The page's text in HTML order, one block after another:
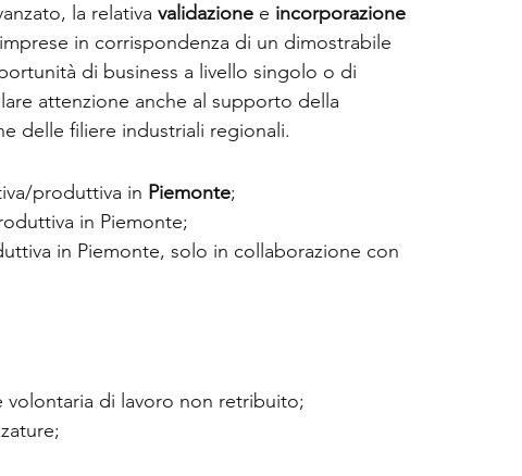
la relativa validazione e incorporazione
in corrispondenza di un dimostrabile
di business a livello singolo o di
attenzione anche al supporto della
delle filiere industriali regionali.
produttiva in Piemonte;
in Piemonte;
in Piemonte, solo in collaborazione con
di lavoro non retribuito;